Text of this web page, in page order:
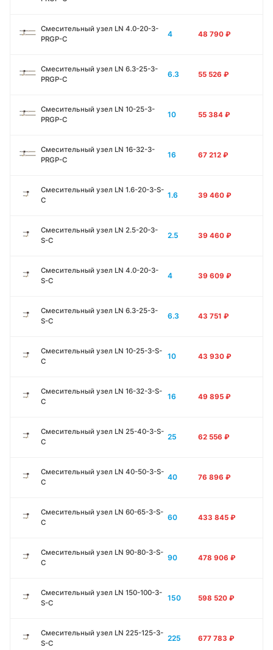
Смесительный узел LN 4.0-20-3-
PRGP-C
4 48 790 ₽
Смесительный узел LN 6.3-25-3-
PRGP-C
6.3 55 526 ₽
Смесительный узел LN 10-25-3-
PRGP-C
10 55 384 ₽
Смесительный узел LN 16-32-3-
PRGP-C
16 67 212 ₽
Смесительный узел LN 1.6-20-3-S-
C
1.6 39 460 ₽
Смесительный узел LN 2.5-20-3-
S-C
2.5 39 460 ₽
Смесительный узел LN 4.0-20-3-
S-C
4 39 609 ₽
Смесительный узел LN 6.3-25-3-
S-C
6.3 43 751 ₽
Смесительный узел LN 10-25-3-S-
C
10 43 930 ₽
Смесительный узел LN 16-32-3-S-
C
16 49 895 ₽
Смесительный узел LN 25-40-3-S-
C
25 62 556 ₽
Смесительный узел LN 40-50-3-S-
C
40 76 896 ₽
Смесительный узел LN 60-65-3-S-
C
60 433 845 ₽
Смесительный узел LN 90-80-3-S-
C
90 478 906 ₽
Смесительный узел LN 150-100-3-
S-C
150 598 520 ₽
Смесительный узел LN 225-125-3-
S-C
225 677 783 ₽